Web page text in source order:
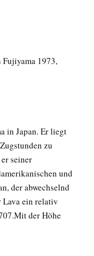
1973,
in Japan. Er liegt
zu
seiner
und
der abwechselnd
Lava ein relativ
der Höhe